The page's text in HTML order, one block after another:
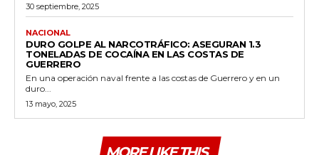
30 septiembre, 2025
NACIONAL
DURO GOLPE AL NARCOTRÁFICO: ASEGURAN 1.3
TONELADAS DE COCAÍNA EN LAS COSTAS DE
GUERRERO
En una operación naval frente a las costas de Guerrero y en un
duro...
13 mayo, 2025